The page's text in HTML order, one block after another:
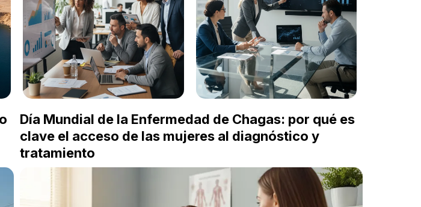
Día Mundial de la Enfermedad de Chagas: por qué es
clave el acceso de las mujeres al diagnóstico y
tratamiento